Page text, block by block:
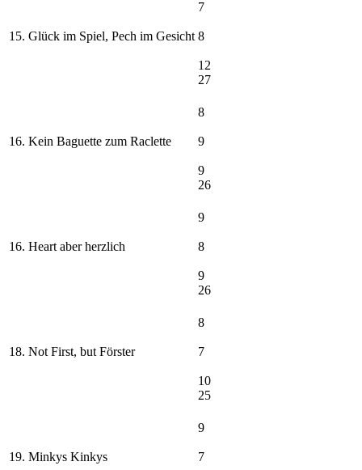
15. Glück im Spiel, Pech im Gesicht
7
8
12
27
16. Kein Baguette zum Raclette
8
9
9
26
16. Heart aber herzlich
9
8
9
26
18. Not First, but Förster
8
7
10
25
19. Minkys Kinkys
9
7